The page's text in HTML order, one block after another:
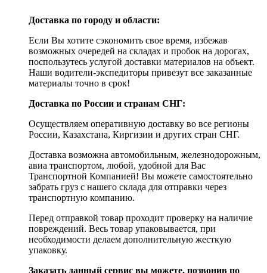
Доставка по городу и области:
Если Вы хотите сэкономить свое время, избежав
возможных очередей на складах и пробок на дорогах,
поспользутесь услугой доставки материалов на объект.
Наши водители-экспедиторы привезут все заказанные
материалы точно в срок!
Доставка по России и странам СНГ:
Осуществляем оперативную доставку во все регионы
России, Казахстана, Киргизии и других стран СНГ.
Доставка возможна автомобильным, железнодорожным,
авиа транспортом, любой, удобной для Вас
Транспортной Компанией! Вы можете самостоятельно
забрать груз с нашего склада для отправки через
транспортную компанию.
Перед отправкой товар проходит проверку на наличие
повреждений. Весь товар упаковывается, при
необходимости делаем дополнительную жесткую
упаковку.
Заказать данный сервис вы можете, позвонив по